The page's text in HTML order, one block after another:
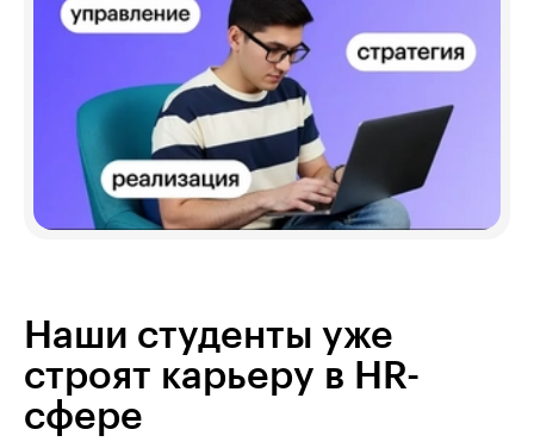
Наши студенты уже
строят карьеру в HR-
сфере